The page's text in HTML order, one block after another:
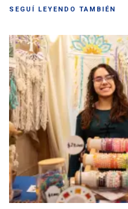
SEGUÍ LEYENDO TAMBIÉN